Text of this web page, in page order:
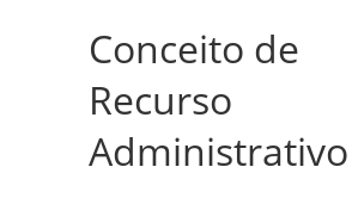
Conceito de
Recurso
Administrativo